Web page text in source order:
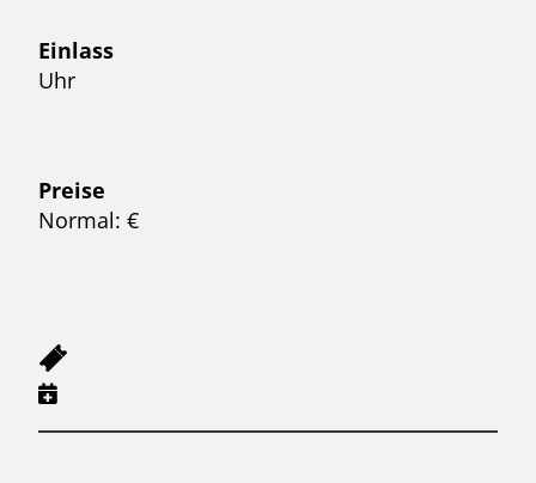
Einlass
Uhr
Preise
Normal: €